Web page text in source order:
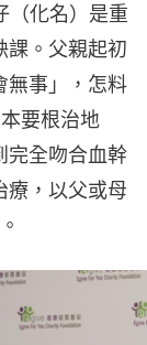
（化名）是重
課。父親起初
無事」，怎料
要根治地
完全吻合血幹
療，以父或母